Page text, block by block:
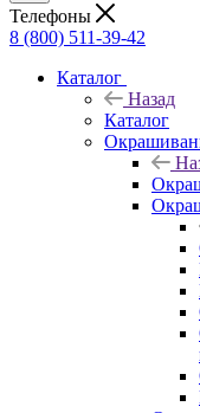
Телефоны
8 (800) 511-39-42
Каталог
Назад
Каталог